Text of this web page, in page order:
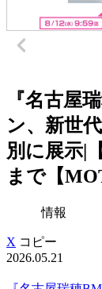
『名古屋
ン、新世
別に展示|
まで【
情報
X コピー
2026.05.21